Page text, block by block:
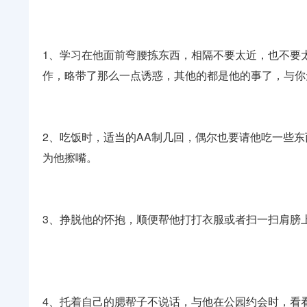
1、学习在他面前弯腰拣东西，相隔不要太近，也不
作，略带了那么一点诱惑，其他的都是他的事了，与
2、吃饭时，适当的AA制几回，偶尔也要请他吃一些
为他擦嘴。
3、挣脱他的怀抱，顺便帮他打打衣服或者扫一扫肩
4、托着自己的腮帮子不说话，与他在公园约会时，